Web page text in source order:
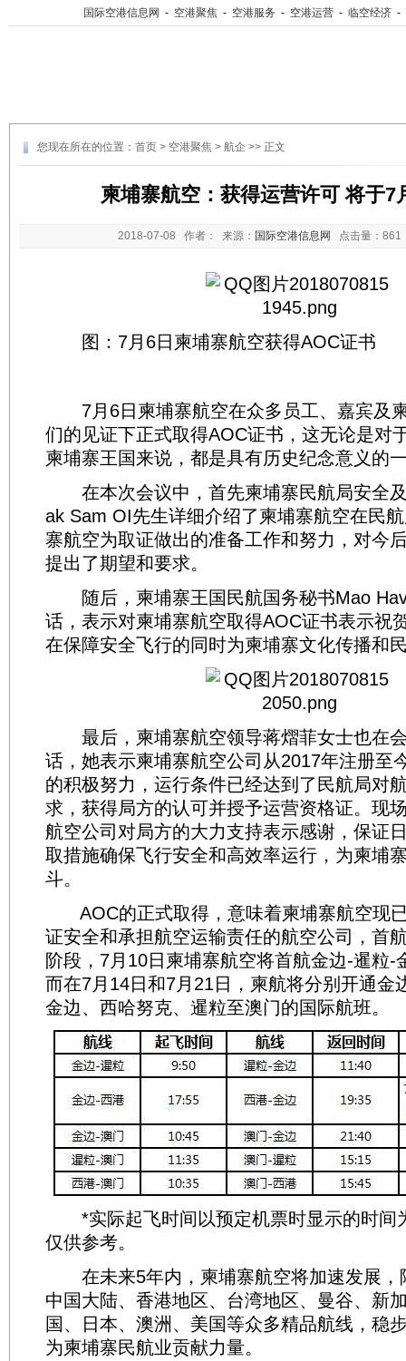
国际空港信息网 - 空港聚焦 - 空港服务 - 空港运营 - 临空经济 -
您现在所在的位置： 首页 > 空港聚焦 > 航企 >> 正文
柬埔寨航空：获得运营许可 将于7
2018-07-08 作者： 来源： 国际空港信息网 点击量：
图：7月6日柬埔寨航空获得AOC证书
7月6日柬埔寨航空在众多员工、嘉宾及
们的见证下正式取得AOC证书，这无论是对
柬埔寨王国来说，都是具有历史纪念意义的
在本次会议中，首先柬埔寨民航局安全
ak Sam OI先生详细介绍了柬埔寨航空在民
寨航空为取证做出的准备工作和努力，对今
提出了期望和要求。
随后，柬埔寨王国民航国务秘书Mao
话，表示对柬埔寨航空取得AOC证书表示祝
在保障安全飞行的同时为柬埔寨文化传播和
最后，柬埔寨航空领导蒋熠菲女士也在
话，她表示柬埔寨航空公司从2017年注册至
的积极努力，运行条件已经达到了民航局对
求，获得局方的认可并授予运营资格证。现
航空公司对局方的大力支持表示感谢，保证
取措施确保飞行安全和高效率运行，为柬埔
斗。
AOC的正式取得，意味着柬埔寨航空现
证安全和承担航空运输责任的航空公司，首
阶段，7月10日柬埔寨航空将首航金边-暹粒-
而在7月14日和7月21日，柬航将分别开通金
金边、西哈努克、暹粒至澳门的国际航班。
*实际起飞时间以预定机票时显示的时间
仅供参考。
在未来5年内，柬埔寨航空将加速发展，
中国大陆、香港地区、台湾地区、曼谷、新
国、日本、澳洲、美国等众多精品航线，稳
为柬埔寨民航业贡献力量。